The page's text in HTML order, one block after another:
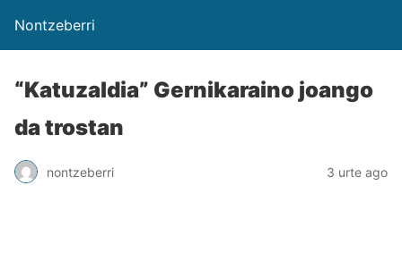
Nontzeberri
“Katuzaldia” Gernikaraino joango
da trostan
nontzeberri 3 urte ago